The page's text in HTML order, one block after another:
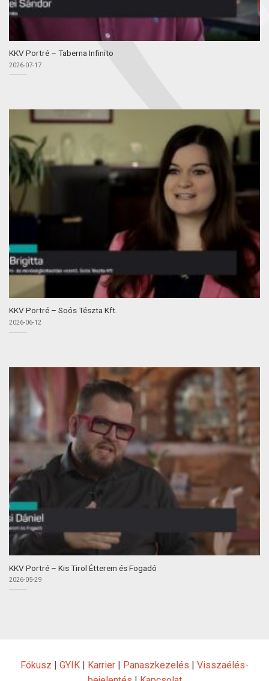
KKV Portré – Taberna Infinito
2026-07-17
KKV Portré – Soós Tészta Kft.
2026-06-12
KKV Portré – Kis Tirol Étterem és Fogadó
2026-05-29
Fókusz GYIK Karrier Panaszkezelés
Visszaélés-